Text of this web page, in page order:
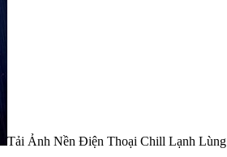
Tải Ảnh Nền Điện Thoại Chill Lạnh Lùng